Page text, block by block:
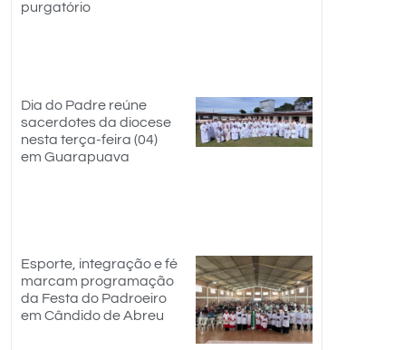
purgatório
Dia do Padre reúne
sacerdotes da diocese
nesta terça-feira (04)
em Guarapuava
Esporte, integração e fé
marcam programação
da Festa do Padroeiro
em Cândido de Abreu